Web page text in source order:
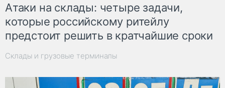
Атаки на склады: четыре задачи,
которые российскому ритейлу
предстоит решить в кратчайшие сроки
Склады и грузовые терминалы